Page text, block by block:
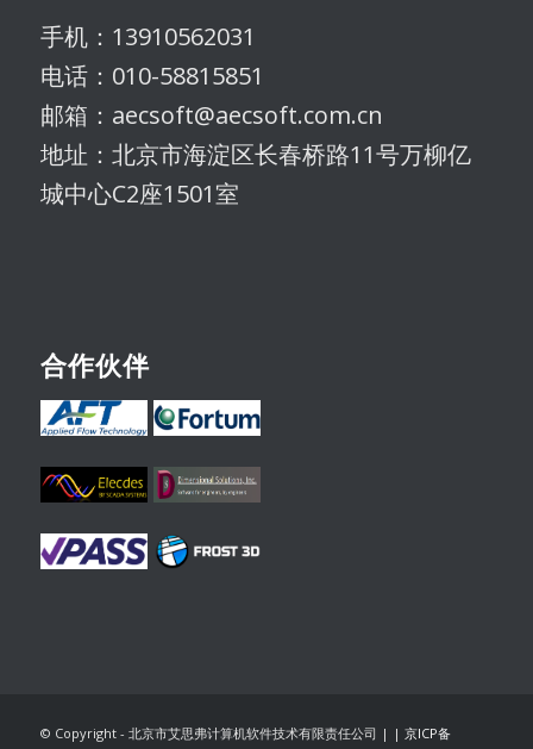
手机：13910562031
电话：010-58815851
邮箱：aecsoft@aecsoft.com.cn
地址：北京市海淀区长春桥路11号万柳亿
城中心C2座1501室
合作伙伴
© Copyright - 北京市艾思弗计算机软件技术有限责任公司 | | 京ICP备